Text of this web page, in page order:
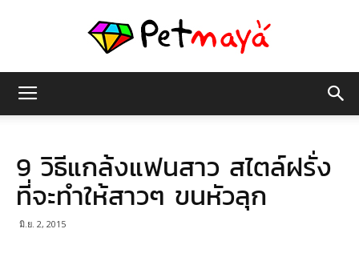
มายา
9 วิธีแกล้งแฟนสาว สไตล์ฝรั่ง
ที่จะทำให้สาวๆ ขนหัวลุก
มิ.ย. 2, 2015